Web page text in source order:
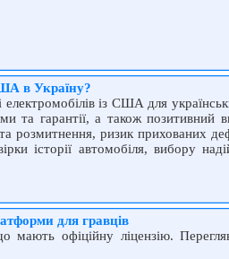
в Україну?
електромобілів із США для
та гарантії, а також позитивний
розмитнення, ризик прихованих
історії автомобіля, вибору
для гравців
офіційну ліцензію.